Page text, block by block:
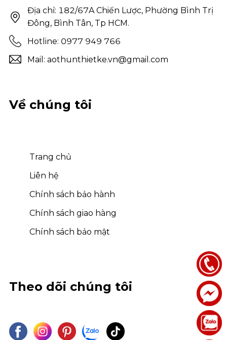
Theo dõi chúng tôi
Về chúng tôi
Trang chủ
Liên hệ
Chính sách bảo hành
Chính sách giao hàng
Chính sách bảo mật
Hotline: 0977 949 766
Mail: aothunthietke.vn@gmail.com
Địa chỉ: 182/67A Chiến Lược, Phường Bình Trị
Đông, Bình Tân, Tp HCM.